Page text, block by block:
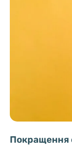
Покращення